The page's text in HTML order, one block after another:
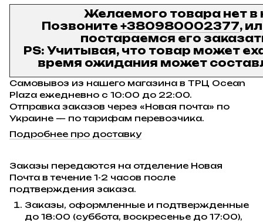
Желаемого товара нет в
Позвоните +380980002377,
постараемся его
PS: Учитывая, что товар может
время ожидания может
Самовывоз из нашего магазина в ТРЦ Ocean
Plaza ежедневно с 10:00 до 22:00.
Отправка заказов через «Новая почта» по
Украине — по тарифам перевозчика.
Подробнее про доставку
Заказы передаются на отделение Новая
Почта в течение 1-2 часов после
подтверждения заказа.
Заказы, оформленные и подтвержденные
до 18:00 (суббота, воскресенье до 17:00),